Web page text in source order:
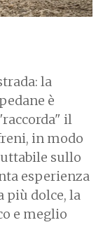
la
è
il
in modo
sullo
esperienza
più dolce, la
e meglio